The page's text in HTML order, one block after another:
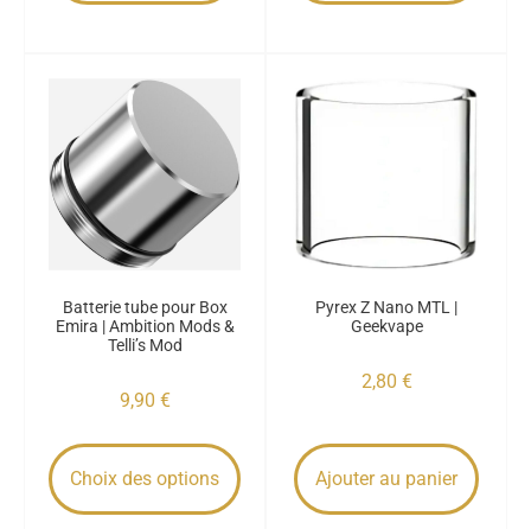
Batterie tube pour Box
Emira | Ambition Mods &
Telli’s Mod
9,90 €
Choix des options
Pyrex Z Nano MTL |
Geekvape
2,80 €
Ajouter au panier